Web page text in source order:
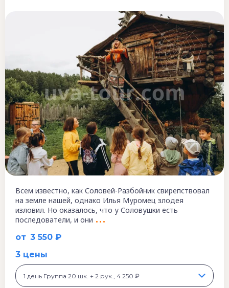
от 3 550 ₽
Всем известно, как Соловей-Разбойник свирепствовал
на земле нашей, однако Илья Муромец злодея
изловил. Но оказалось, что у Соловушки есть
последователи, и они
3 цены
1 день Группа 20 шк. + 2 рук., 4 250 ₽